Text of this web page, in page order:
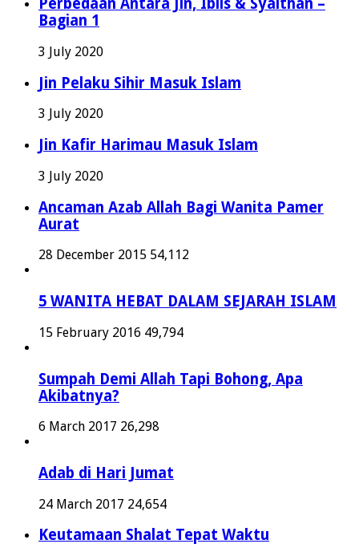
Perbedaan Antara Jin, Iblis & Syaithan –
Bagian 1
3 July 2020
Jin Pelaku Sihir Masuk Islam
3 July 2020
Jin Kafir Harimau Masuk Islam
3 July 2020
Ancaman Azab Allah Bagi Wanita Pamer
Aurat
28 December 2015 54,112
5 WANITA HEBAT DALAM SEJARAH ISLAM
15 February 2016 49,794
Sumpah Demi Allah Tapi Bohong, Apa
Akibatnya?
6 March 2017 26,298
Adab di Hari Jumat
24 March 2017 24,654
Keutamaan Shalat Tepat Waktu